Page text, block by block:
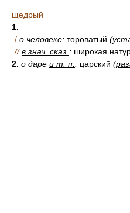
щедрый
1.
/ о человеке: тороватый (
// в знач. сказ. : широкая
2. о даре и т. п. : царский (